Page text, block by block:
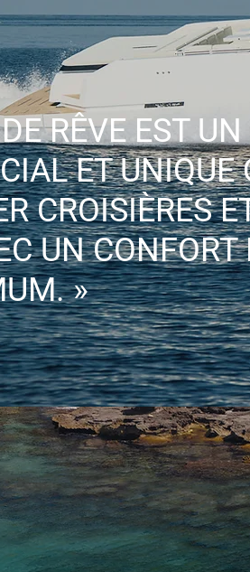
RÊVE EST
ET UNIQUE
CROISIÈRES
UN CONFORT
»